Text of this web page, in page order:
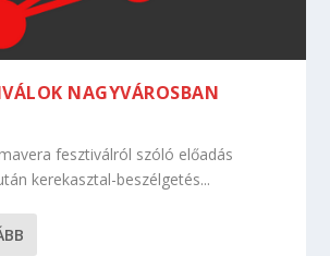
NAGYVÁROSBAN
fesztiválról szóló előadás
kerekasztal-beszélgetés...